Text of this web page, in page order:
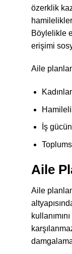
özerklik
Böylelikle
erişimi
Aile
İş
Aile
Aile